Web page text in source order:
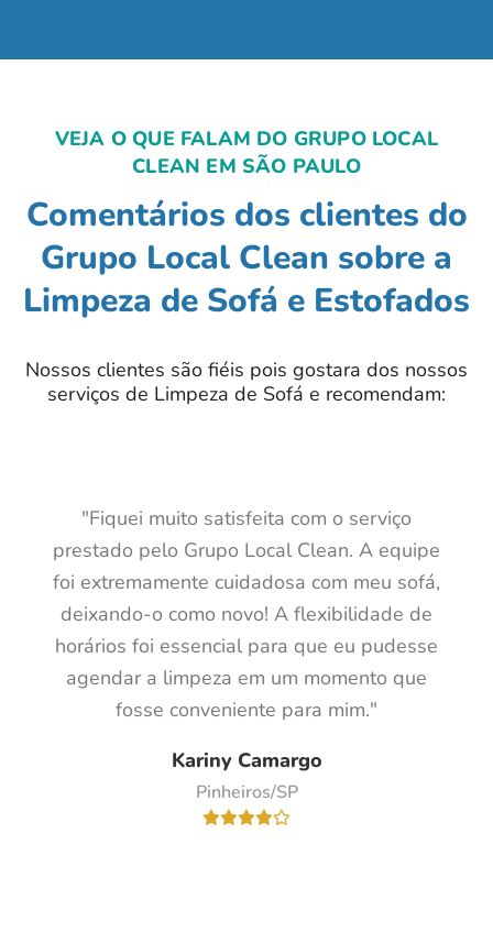
VEJA O QUE FALAM DO GRUPO LOCAL
CLEAN EM SÃO PAULO
Comentários dos clientes do
Grupo Local Clean sobre a
Limpeza de Sofá e Estofados
Nossos clientes são fiéis pois gostara dos nossos
serviços de Limpeza de Sofá e recomendam:
"Fiquei muito satisfeita com o serviço
prestado pelo Grupo Local Clean. A equipe
foi extremamente cuidadosa com meu sofá,
deixando-o como novo! A flexibilidade de
horários foi essencial para que eu pudesse
agendar a limpeza em um momento que
fosse conveniente para mim."
Kariny Camargo
Pinheiros/SP